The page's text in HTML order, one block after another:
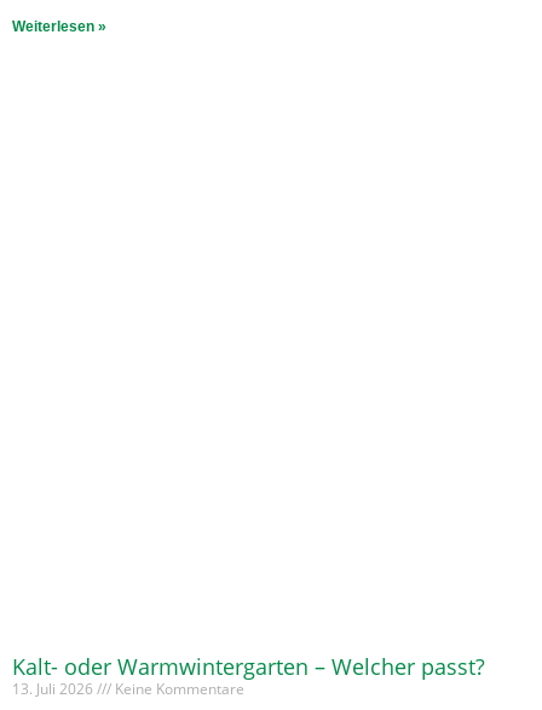
Weiterlesen »
Kalt- oder Warmwintergarten – Welcher passt?
13. Juli 2026 Keine Kommentare